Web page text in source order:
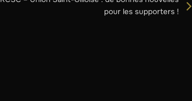
pour les supporters !